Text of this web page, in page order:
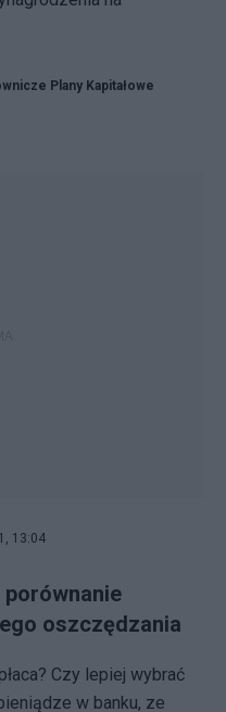
Plany Kapitałowe
13:04
porównanie
oszczędzania
Czy lepiej wybrać
w banku, ze